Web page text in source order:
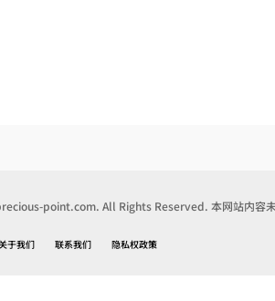
point.com. All Rights Reserved. 本网站内容
于我们 联系我们 隐私权政策